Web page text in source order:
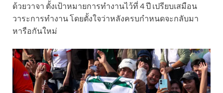
ด้วยวาจา ตั้งเป้าหมายการทำงานไว้ที่ 4 ปี เปรียบเสมือน
วาระการทำงาน โดยตั้งใจว่าหลังครบกำหนดจะกลับมา
หารือกันใหม่